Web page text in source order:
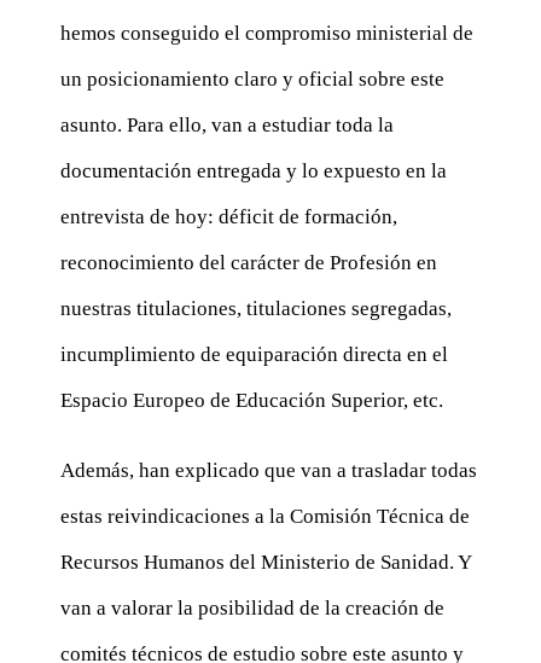
hemos conseguido el compromiso ministerial de
un posicionamiento claro y oficial sobre este
asunto. Para ello, van a estudiar toda la
documentación entregada y lo expuesto en la
entrevista de hoy: déficit de formación,
reconocimiento del carácter de Profesión en
nuestras titulaciones, titulaciones segregadas,
incumplimiento de equiparación directa en el
Espacio Europeo de Educación Superior, etc.
Además, han explicado que van a trasladar todas
estas reivindicaciones a la Comisión Técnica de
Recursos Humanos del Ministerio de Sanidad. Y
van a valorar la posibilidad de la creación de
comités técnicos de estudio sobre este asunto y